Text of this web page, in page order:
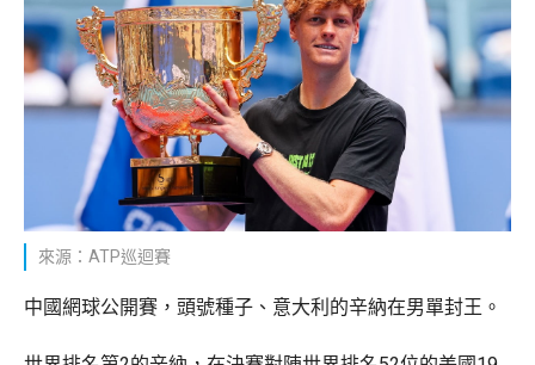
來源：ATP巡迴賽
中國網球公開賽，頭號種子、意大利的辛納在男單封王。